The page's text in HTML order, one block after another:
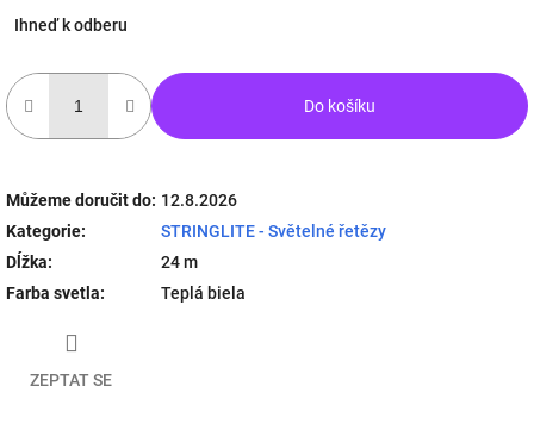
cena:
Ihneď k odberu
Do košíku
Můžeme doručit do: 12.8.2026
Kategorie:
STRINGLITE - Světelné řetězy
Dĺžka:
24 m
Farba svetla: Teplá biela
ZEPTAT SE